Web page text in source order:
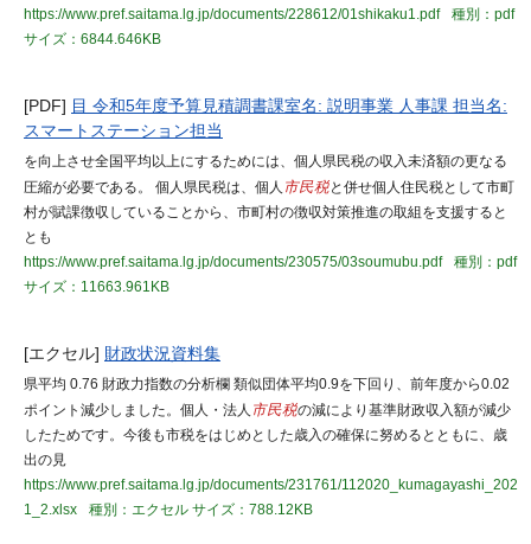
https://www.pref.saitama.lg.jp/documents/228612/01shikaku1.pdf
種別：pdf
サイズ：6844.646KB
[PDF] 目 令和5年度予算見積調書課室名: 説明事業 人事課 担当名:
スマートステーション担当
を向上させ全国平均以上にするためには、個人県民税の収入未済額の更なる
圧縮が必要である。 個人県民税は、個人 市民税と併せ個人住民税として市町
村が賦課徴収していることから、市町村の徴収対策推進の取組を支援すると
とも
https://www.pref.saitama.lg.jp/documents/230575/03soumubu.pdf
種別：pdf
サイズ：11663.961KB
[エクセル] 財政状況資料集
県平均 0.76 財政力指数の分析欄 類似団体平均0.9を下回り、前年度から0.02
ポイント減少しました。個人・法人 市民税の減により基準財政収入額が減少
したためです。今後も市税をはじめとした歳入の確保に努めるとともに、歳
出の見
https://www.pref.saitama.lg.jp/documents/231761/112020_kumagayashi_202
1_2.xlsx
種別：エクセル サイズ：788.12KB